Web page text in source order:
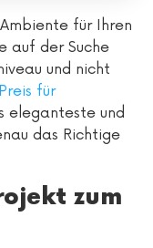
für Ihren
auf der Suche
und nicht
für
eleganteste und
das Richtige
zum